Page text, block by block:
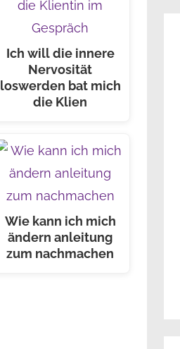
Ich will die innere
Nervosität
loswerden bat mich
die Klien
Wie kann ich mich
ändern anleitung
zum nachmachen